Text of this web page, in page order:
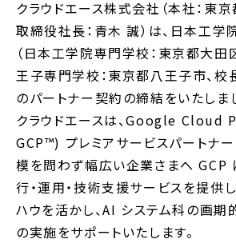
クラウドエース株式会社（本社：東
取締役社長：青木 誠）は、日本工学
（日本工学院専門学校：東京都大田
王子専門学校：東京都八王子市、校
のパートナー契約の締結をいたしま
クラウドエースは、Google
GCP™️) プレミアサービスパートナー
模を問わず幅広い企業さまへ GCP
行・運用・技術支援サービスを提供
ハウを活かし、AI システム科の画期
の実施をサポートいたします。